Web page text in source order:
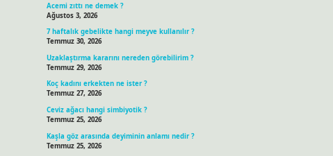
Acemi zıttı ne demek ?
Ağustos 3, 2026
7 haftalık gebelikte hangi meyve kullanılır ?
Temmuz 30, 2026
Uzaklaştırma kararını nereden görebilirim ?
Temmuz 29, 2026
Koç kadını erkekten ne ister ?
Temmuz 27, 2026
Ceviz ağacı hangi simbiyotik ?
Temmuz 25, 2026
Kaşla göz arasında deyiminin anlamı nedir ?
Temmuz 25, 2026